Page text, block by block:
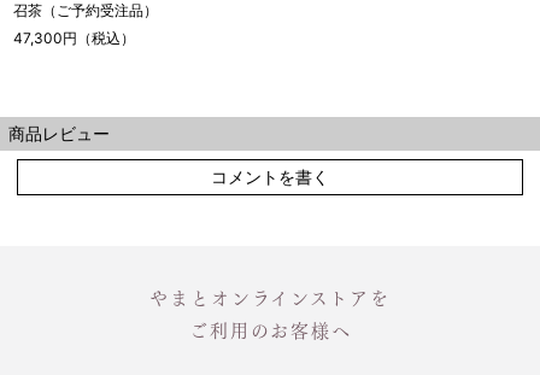
召茶（ご予約受注品）
47,300円（税込）
商品レビュー
コメントを書く
やまとオンラインストアを
ご利用のお客様へ